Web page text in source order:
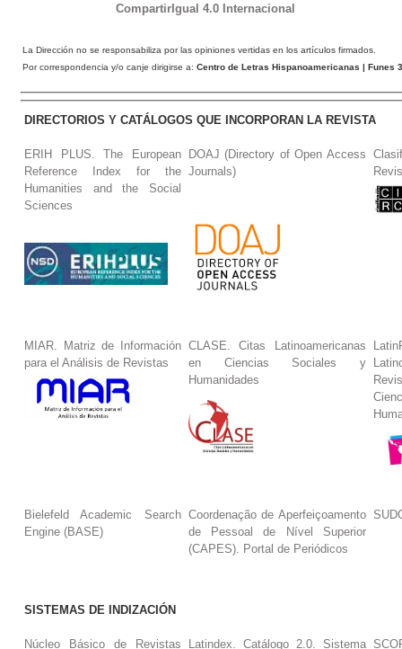
CompartirIgual 4.0 Internacional
La Dirección no se responsabiliza por las opiniones vertidas en los artículos firmados.
Por correspondencia y/o canje dirigirse a: Centro de Letras Hispanoamericanas | Funes
DIRECTORIOS Y CATÁLOGOS QUE INCORPORAN LA REVISTA
ERIH PLUS. The European
Reference Index for the
Humanities and the Social
Sciences
DOAJ (Directory of Open Access
Journals)
MIAR. Matriz de Información
para el Análisis de Revistas
CLASE. Citas Latinoamericanas
en Ciencias Sociales y
Humanidades
Bielefeld Academic Search
Engine (BASE)
Coordenação de Aperfeiçoamento
de Pessoal de Nível Superior
(CAPES). Portal de Periódicos
SISTEMAS DE INDIZACIÓN
Núcleo Básico de Revistas Latindex. Catálogo 2.0. Sistema